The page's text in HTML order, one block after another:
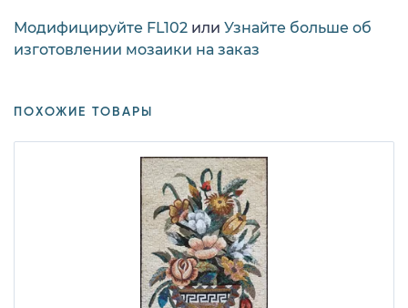
Модифицируйте FL102 или Узнайте больше об
изготовлении мозаики на заказ
ПОХОЖИЕ ТОВАРЫ